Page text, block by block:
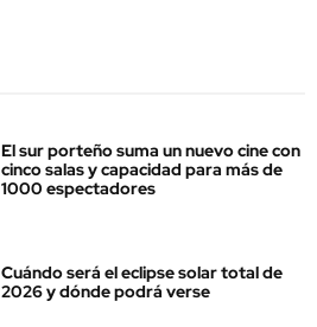
El sur porteño suma un nuevo cine con
cinco salas y capacidad para más de
1000 espectadores
Cuándo será el eclipse solar total de
2026 y dónde podrá verse